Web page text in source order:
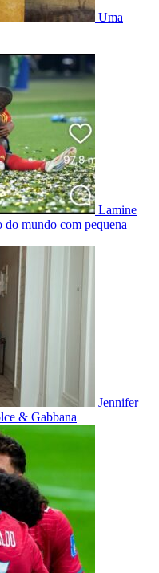
Uma
Lamine
do mundo com pequena
Jennifer
& Gabbana